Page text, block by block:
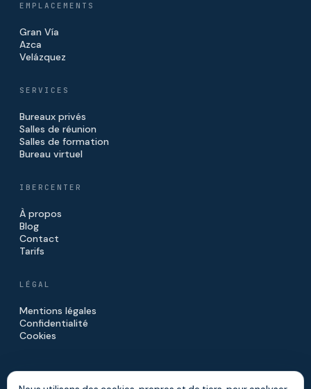
EMPLACEMENTS
Gran Vía
Azca
Velázquez
SERVICES
Bureaux privés
Salles de réunion
Salles de formation
Bureau virtuel
IBERCENTER
À propos
Blog
Contact
Tarifs
LÉGAL
Mentions légales
Confidentialité
Cookies